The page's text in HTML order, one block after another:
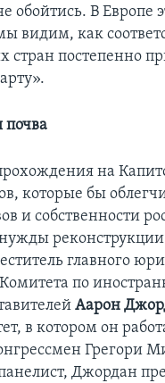
обойтись. В Европе
видим, как
стран постепенно
почва
на
которые бы
и собственности
главного
Комитета по
Аарон
в котором он
Грегори
Джордан